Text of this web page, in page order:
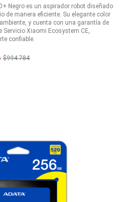
Negro es un aspirador robot diseñado
de manera eficiente. Su elegante color
y cuenta con una garantía de
Servicio Xiaomi Ecosystem CE,
confiable.
$994.784